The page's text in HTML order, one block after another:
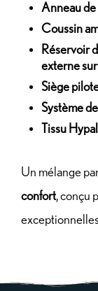
Anneau
Coussin
Réservoir
externe
Siège
Système
Tissu
Un mélange
confort, conçu